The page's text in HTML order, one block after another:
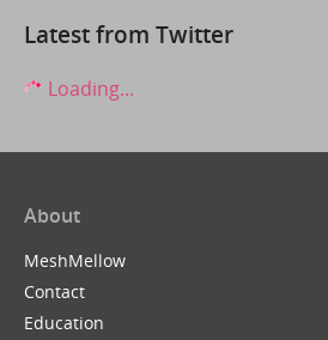
Latest from Twitter
Loading...
About
MeshMellow
Contact
Education